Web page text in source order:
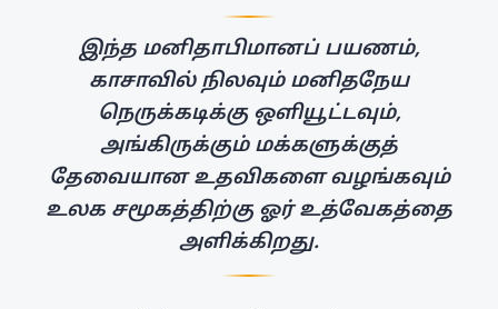
இந்த மனிதாபிமானப் பயணம்,
காசாவில் நிலவும் மனிதநேய
நெருக்கடிக்கு ஒளியூட்டவும்,
அங்கிருக்கும் மக்களுக்குத்
தேவையான உதவிகளை வழங்கவும்
உலக சமூகத்திற்கு ஓர் உத்வேகத்தை
அளிக்கிறது.